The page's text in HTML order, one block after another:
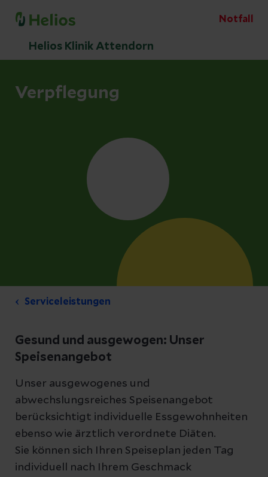
Notfall
Helios Klinik Attendorn
Verpflegung
Serviceleistungen
Gesund und ausgewogen: Unser
Speisenangebot
Unser ausgewogenes und
abwechslungsreiches Speisenangebot
berücksichtigt individuelle Essgewohnheiten
ebenso wie ärztlich verordnete Diäten.
Sie können sich Ihren Speiseplan jeden Tag
individuell nach Ihrem Geschmack